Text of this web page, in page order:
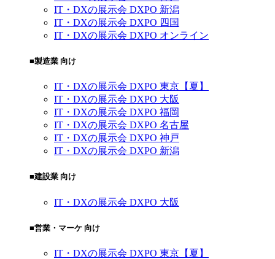
IT・DXの展示会 DXPO 新潟
IT・DXの展示会 DXPO 四国
IT・DXの展示会 DXPO オンライン
■製造業 向け
IT・DXの展示会 DXPO 東京【夏】
IT・DXの展示会 DXPO 大阪
IT・DXの展示会 DXPO 福岡
IT・DXの展示会 DXPO 名古屋
IT・DXの展示会 DXPO 神戸
IT・DXの展示会 DXPO 新潟
■建設業 向け
IT・DXの展示会 DXPO 大阪
■営業・マーケ 向け
IT・DXの展示会 DXPO 東京【夏】